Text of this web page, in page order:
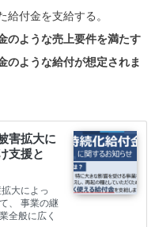
付金を支給する。
のような売上要件を満たす
のような給付が想定されま